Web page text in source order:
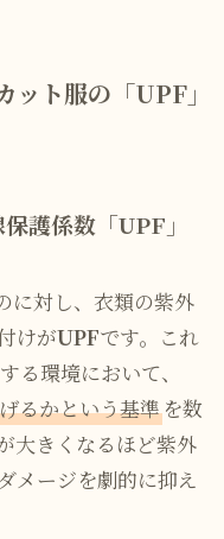
ト服の「UPF」
護係数「UPF」
に対し、衣類の紫外
けがUPFです。これ
る環境において、
るかという基準を数
大きくなるほど紫外
メージを劇的に抑え